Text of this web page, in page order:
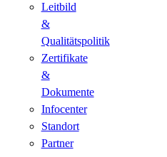
Leitbild
&
Qualitätspolitik
Zertifikate
&
Dokumente
Infocenter
Standort
Partner